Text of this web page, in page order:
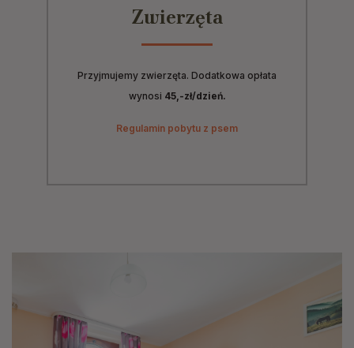
Zwierzęta
Przyjmujemy zwierzęta. Dodatkowa opłata
wynosi 45,-zł/dzień.
Regulamin pobytu z psem